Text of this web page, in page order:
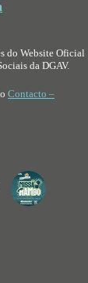
do Website Oficial
da DGAV.
Contacto –